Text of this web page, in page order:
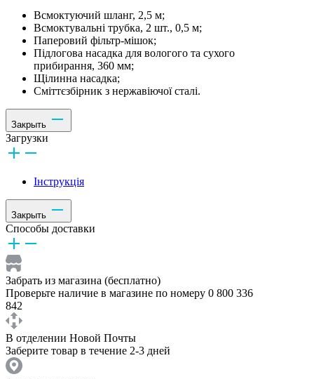
Всмоктуючий шланг, 2,5 м;
Всмоктувальні трубка, 2 шт., 0,5 м;
Паперовий фільтр-мішок;
Підлогова насадка для вологого та сухого
прибирання, 360 мм;
Щілинна насадка;
Сміттєзбірник з нержавіючої сталі.
Закрыть
Загрузки
Інструкція
Закрыть
Способы доставки
Забрать из магазина (бесплатно)
Проверьте наличие в магазине по номеру 0 800 336
842
В отделении Новой Почты
Заберите товар в течение 2-3 дней